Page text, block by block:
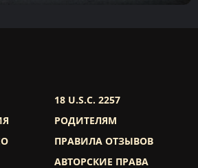
18 U.S.C. 2257
РОДИТЕЛЯМ
ПРАВИЛА ОТЗЫВОВ
АВТОРСКИЕ ПРАВА